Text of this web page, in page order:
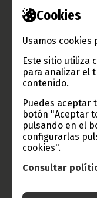
Cookies
Usamos
Este sitio utiliza
para analizar el
contenido.
Puedes aceptar
botón "Aceptar
pulsando en el
configurarlas
cookies".
Consultar
el cual ganó en
Festival
Pablo Ebang ha
Actualmente es el
Biblioteca Nacional
se encuentra el de
Texto:Mansueto Loeri
Fotos:Biblioteca
Oficina de
Base Internet).